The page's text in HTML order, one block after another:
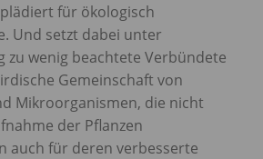
für ökologisch
Und setzt dabei unter
zu wenig beachtete Verbündete
Gemeinschaft von
Mikroorganismen, die nicht
der Pflanzen
auch für deren verbesserte